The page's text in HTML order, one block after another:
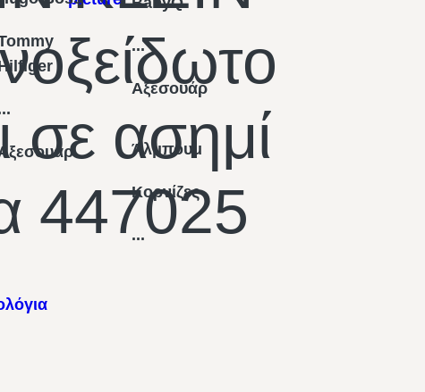
...
Αξεσουάρ
Άλμπουμ
Κορνίζες
...
σε ασημί
447025